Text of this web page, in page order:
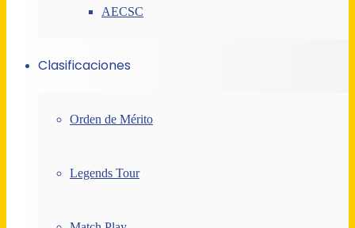
AECSC
Clasificaciones
Orden de Mérito
Legends Tour